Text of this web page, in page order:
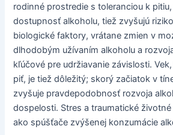
rodinné prostredie s toleranciou k
dostupnosť alkoholu, tiež zvyšujú
biologické faktory, vrátane zmien v
dlhodobým užívaním alkoholu a
kľúčové pre udržiavanie závislosti.
piť, je tiež dôležitý; skorý začiatok v
zvyšuje pravdepodobnosť rozvoja
dospelosti. Stres a traumatické
ako spúšťače zvýšenej konzumácie